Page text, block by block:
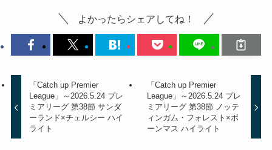
よかったらシェアしてね！
「Catch up Premier
League」～2026.5.24 プレ
ミアリーグ 第38節 サンダ
ーランド×チェルシー ハイ
ライト
「Catch up Premier
League」～2026.5.24 プレ
ミアリーグ 第38節 ノッテ
ィンガム・フォレスト×ボ
ーンマス ハイライト